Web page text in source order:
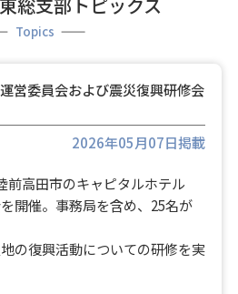
Topics
営委員会および震災復興研修会
2026年05月07日掲載
前高田市のキャピタルホテル
開催。事務局を含め、25名が
の復興活動についての研修を実